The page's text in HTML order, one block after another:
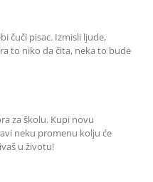
čuči pisac. Izmisli ljude,
to niko da čita, neka to bude
za školu. Kupi novu
neku promenu kolju će
u životu!